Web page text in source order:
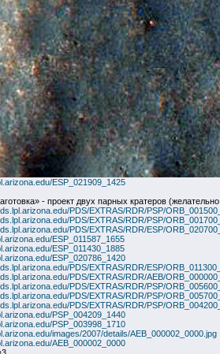
ESP_021909_1425
- проект двух парных кратеров
PDS/EXTRAS/RDR/PSP/
PDS/EXTRAS/RDR/PSP/
PDS/EXTRAS/RDR/ESP/
ESP_011587_1655
ESP_011430_1885
ESP_020786_1420
PDS/EXTRAS/RDR/ESP/
PDS/EXTRAS/RDR/AEB/
PDS/EXTRAS/RDR/PSP/
PDS/EXTRAS/RDR/PSP/
PDS/EXTRAS/RDR/PSP/
PSP_004209_1440
PSP_003998_1710
images/2007/details/AEB_000002_0000.jpg
AEB_000002_0000